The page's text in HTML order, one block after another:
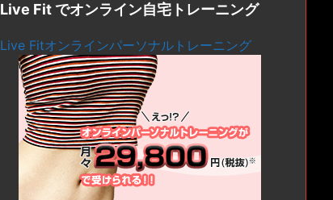
Live Fit でオンライン自宅トレーニング
Live Fitオンラインパーソナルトレーニング